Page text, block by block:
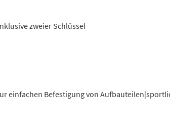
zweier Schlüssel
einfachen Befestigung von